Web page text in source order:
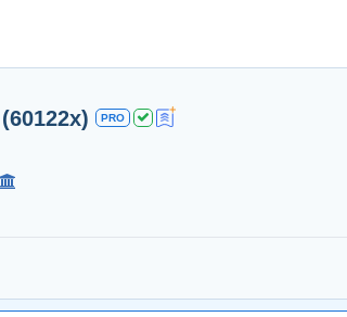
(60122x) PRO